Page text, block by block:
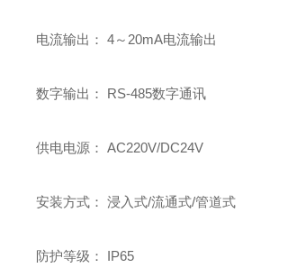
电流输出： 4～20mA电流输出
数字输出： RS-485数字通讯
供电电源： AC220V/DC24V
安装方式： 浸入式/流通式/管道式
防护等级： IP65